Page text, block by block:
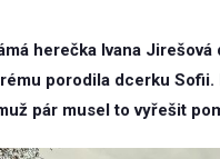
herečka Ivana
porodila dcerku Sofii.
pár musel to vyřešit